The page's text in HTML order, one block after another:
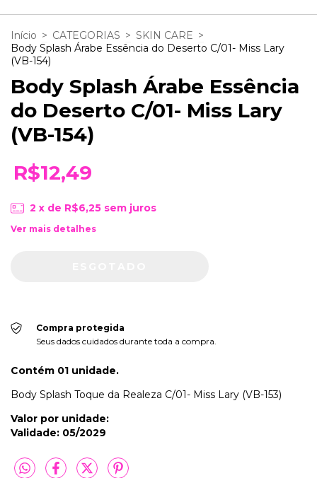
Início > CATEGORIAS > SKIN CARE >
Body Splash Árabe Essência do Deserto C/01- Miss Lary
(VB-154)
Body Splash Árabe Essência
do Deserto C/01- Miss Lary
(VB-154)
R$12,49
2 x de R$6,25 sem juros
Ver mais detalhes
Compra protegida
Seus dados cuidados durante toda a compra.
Contém 01 unidade.
Body Splash Toque da Realeza C/01- Miss Lary (VB-153)
Valor por unidade:
Validade: 05/2029